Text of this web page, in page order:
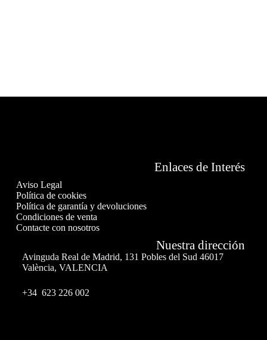
Enlaces de Interés
Aviso Legal
Política de cookies
Política de garantía y devoluciones
Condiciones de venta
Contacte con nosotros
Nuestra dirección
Avinguda Real de Madrid, 131 Pobles del Sud 46017
València, VALENCIA
+34 623 226 002